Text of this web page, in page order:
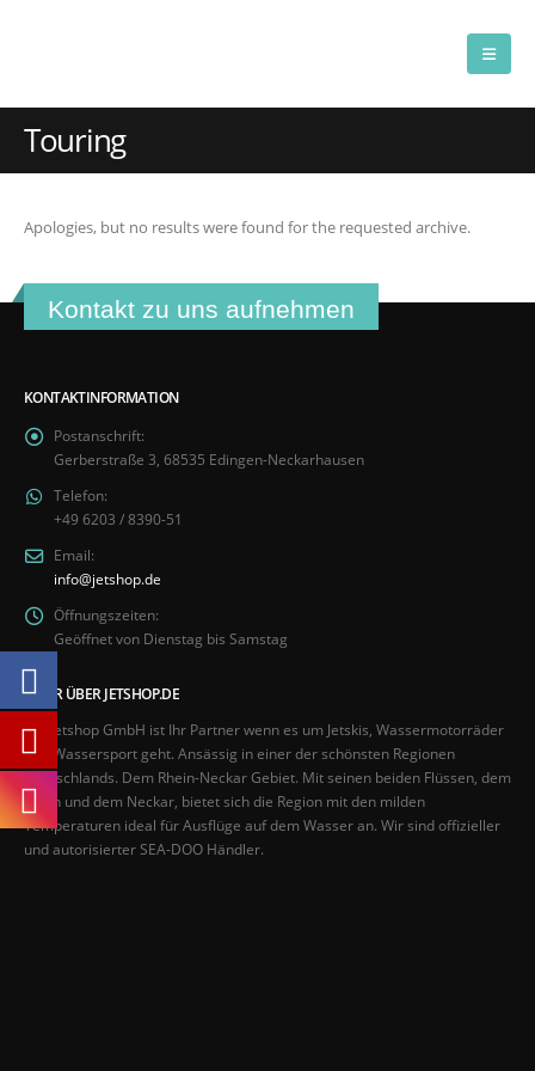
Touring
Apologies, but no results were found for the requested archive.
Kontakt zu uns aufnehmen
KONTAKTINFORMATION
Postanschrift:
Gerberstraße 3, 68535 Edingen-Neckarhausen
Telefon:
+49 6203 / 8390-51
Email:
info@jetshop.de
Öffnungszeiten:
Geöffnet von Dienstag bis Samstag
MEHR ÜBER JETSHOP.DE
Die Jetshop GmbH ist Ihr Partner wenn es um Jetskis, Wassermotorräder
und Wassersport geht. Ansässig in einer der schönsten Regionen
Deutschlands. Dem Rhein-Neckar Gebiet. Mit seinen beiden Flüssen, dem
Rhein und dem Neckar, bietet sich die Region mit den milden
Temperaturen ideal für Ausflüge auf dem Wasser an. Wir sind offizieller
und autorisierter SEA-DOO Händler.